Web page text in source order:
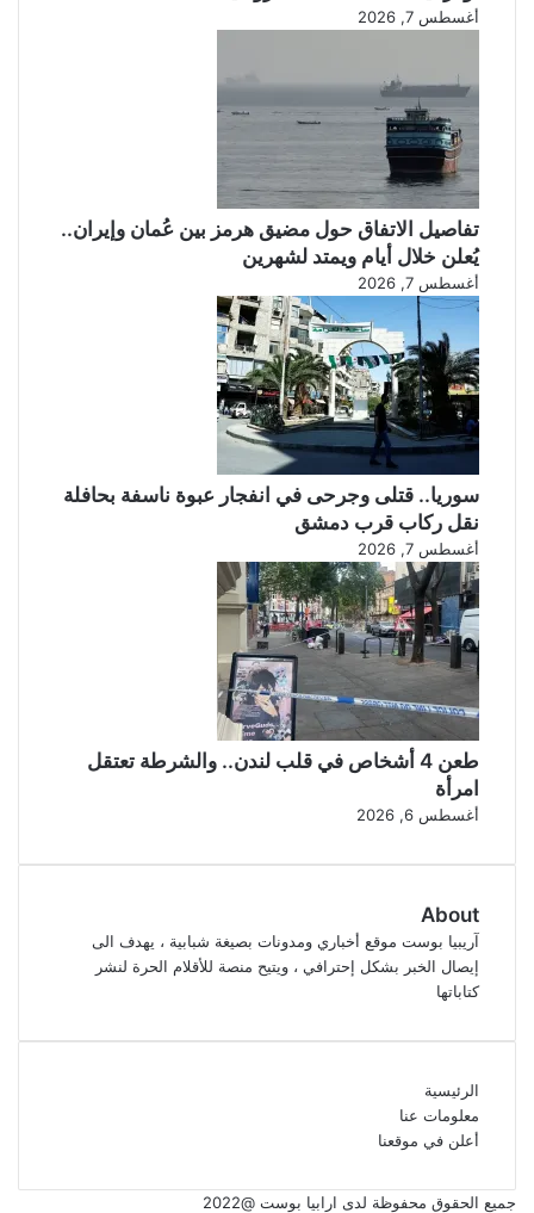
أغسطس 7, 2026
تفاصيل الاتفاق حول مضيق هرمز بين عُمان وإيران..
يُعلن خلال أيام ويمتد لشهرين
أغسطس 7, 2026
سوريا.. قتلى وجرحى في انفجار عبوة ناسفة بحافلة
نقل ركاب قرب دمشق
أغسطس 7, 2026
طعن 4 أشخاص في قلب لندن.. والشرطة تعتقل
امرأة
أغسطس 6, 2026
About
آريبيا بوست موقع أخباري ومدونات بصيغة شبابية ، يهدف الى
إيصال الخبر بشكل إحترافي ، ويتيح منصة للأقلام الحرة لنشر
كتاباتها
الرئيسية
معلومات عنا
أعلن في موقعنا
جميع الحقوق محفوظة لدى ارابيا بوست @2022